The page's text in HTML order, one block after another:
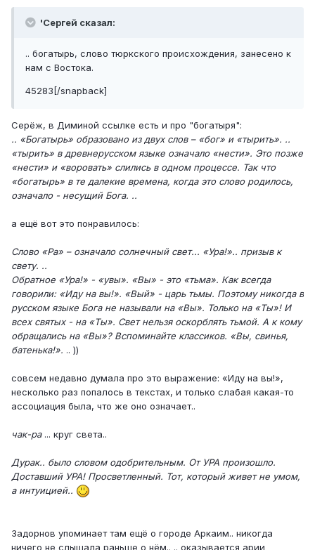
'Сергей сказал:
.. богатырь, слово тюркского происхождения, занесено к
нам с Востока.
45283[/snapback]
Серёж, в Диминой ссылке есть и про "богатыря":
.. «Богатырь» образовано из двух слов – «бог» и «тырить». ..
«тырить» в древнерусском языке означало «нести». Это позже
«нести» и «воровать» слились в одном процессе. Так что
«богатырь» в те далекие времена, когда это слово родилось,
означало - несущий Бога. ..
а ещё вот это понравилось:
Слово «Ра» – означало солнечный свет... «Ура!».. призыв к
свету. ..
Обратное «Ура!» - «увы». «Вы» - это «тьма». Как всегда
говорили: «Иду на вы!». «Вый» - царь тьмы. Поэтому никогда в
русском языке Бога не называли на «Вы». Только на «Ты»! И
всех святых - на «Ты». Свет нельзя оскорблять тьмой. А к кому
обращались на «Вы»? Вспоминайте классиков. «Вы, свинья,
батенька!». .. ))
совсем недавно думала про это выражение: «Иду на вы!»,
несколько раз попалось в текстах, и только слабая какая-то
ассоциация была, что же оно означает..
чак-ра... круг света..
Дурак.. было словом одобрительным. От УРА произошло.
Доставший УРА! Просветленный. Тот, который живет не умом,
а интуицией..
Задорнов упоминает там ещё о городе Аркаим.. никогда
ничего не слышала раньше о нём.. .. оказывается арии